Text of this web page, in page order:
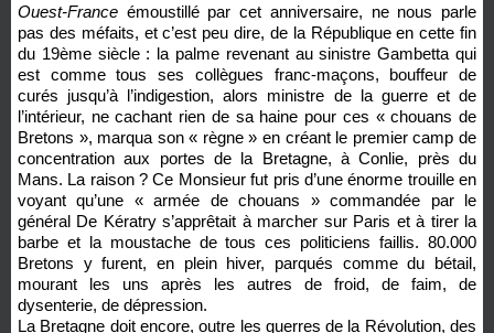
Ouest-France émoustillé par cet anniversaire, ne nous parle
pas des méfaits, et c’est peu dire, de la République en cette fin
du 19ème siècle : la palme revenant au sinistre Gambetta qui
est comme tous ses collègues franc-maçons, bouffeur de
curés jusqu’à l’indigestion, alors ministre de la guerre et de
l’intérieur, ne cachant rien de sa haine pour ces « chouans de
Bretons », marqua son « règne » en créant le premier camp de
concentration aux portes de la Bretagne, à Conlie, près du
Mans. La raison ? Ce Monsieur fut pris d’une énorme trouille en
voyant qu’une « armée de chouans » commandée par le
général De Kératry s’apprêtait à marcher sur Paris et à tirer la
barbe et la moustache de tous ces politiciens faillis. 80.000
Bretons y furent, en plein hiver, parqués comme du bétail,
mourant les uns après les autres de froid, de faim, de
dysenterie, de dépression.
La Bretagne doit encore, outre les guerres de la Révolution, des